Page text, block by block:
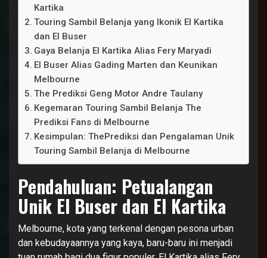
Kartika
Touring Sambil Belanja yang Ikonik El Kartika
dan El Buser
Gaya Belanja El Kartika Alias Fery Maryadi
El Buser Alias Gading Marten dan Keunikan
Melbourne
The Prediksi Geng Motor Andre Taulany
Kegemaran Touring Sambil Belanja The
Prediksi Fans di Melbourne
Kesimpulan: ThePrediksi dan Pengalaman Unik
Touring Sambil Belanja di Melbourne
Pendahuluan: Petualangan
Unik El Buser dan El Kartika
Melbourne, kota yang terkenal dengan pesona urban
dan kebudayaannya yang kaya, baru-baru ini menjadi